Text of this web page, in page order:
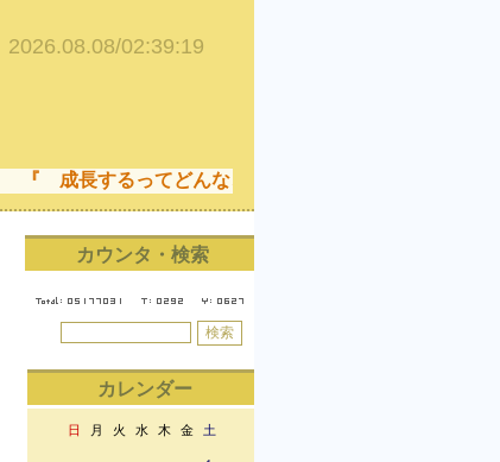
『 成長するってどんなこと！ 成長することは、でき
カウンタ・検索
カレンダー
日 月 火 水 木 金 土